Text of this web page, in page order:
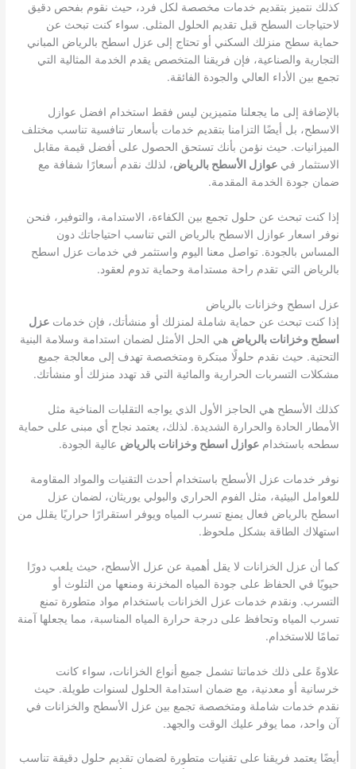
كذلك نتميز بتقديم خدمات مخصصة لكل فرد، حيث نقوم بفحص دقيق
لاحتياجات السطح قبل تقديم الحلول المثلى. سواء كنت تبحث عن
حماية سطح منزلك السكني أو تحتاج إلى عزل اسطح بالرياض المباني
التجارية والصناعية، فإن فريقنا المتخصص يقدم الخدمة المثالية التي
تجمع بين الأداء العالي والجودة الفائقة.
بالإضافة إلى ما يجعلنا متميزين ليس فقط استخدام افضل عوازل
الاسطح، بل أيضًا التزامنا بتقديم خدمات بأسعار تنافسية تناسب مختلف
الميزانيات. حيث نؤمن بأنك تستحق الحصول على أفضل قيمة مقابل
الاستثمار فيعوازل الأسطح بالرياض، لذلك نقدم أسعارًا شفافة مع
ضمان جودة الخدمة المقدمة.
إذا كنت تبحث عن حلول تجمع بين الكفاءة، الاستدامة، والتوفير، فنحن
نوفر اسعار عوازل الاسطح بالرياض التي تناسب احتياجاتك دون
المساس بالجودة. تواصل معنا اليوم واستثمر في خدمات عزل اسطح
بالرياض التي تقدم راحة مستدامة وحماية تدوم لعقود.
عزل اسطح وخزانات بالرياض
إذا كنت تبحث عن حماية شاملة لمنزلك أو منشأتك، فإن خدماتعزل
اسطح وخزانات بالرياض هي الحل الأمثل لضمان استدامة وسلامة البنية
التحتية. حيث نقدم حلولًا مبتكرة ومتخصصة تهدف إلى معالجة جميع
مشكلات التسربات الحرارية والمائية التي قد تهدد منزلك أو منشأتك.
كذلك الأسطح هي الحاجز الأول الذي يواجه التقلبات المناخية مثل
الأمطار الحادة والحرارة الشديدة. لذلك، يعتمد نجاح أي مبنى على حماية
سطحه باستخدامعوازل اسطح وخزانات بالرياض عالية الجودة.
نوفر خدمات عزل الأسطح باستخدام أحدث التقنيات والمواد المقاومة
للعوامل البيئية، مثل الفوم الحراري والبولي يوريثان، لضمان عزل
اسطح بالرياض فعال يمنع تسرب المياه ويوفر استقرارًا حراريًا يقلل من
استهلاك الطاقة بشكل ملحوظ.
كما أن عزل الخزانات لا يقل أهمية عن عزل الأسطح، حيث يلعب دورًا
حيويًا في الحفاظ على جودة المياه المخزنة ومنعها من التلوث أو
التسرب. ونقدم خدمات عزل الخزانات باستخدام مواد متطورة تمنع
تسرب المياه وتحافظ على درجة حرارة المياه المناسبة، مما يجعلها آمنة
تمامًا للاستخدام.
علاوةً على ذلك خدماتنا تشمل جميع أنواع الخزانات، سواء كانت
خرسانية أو معدنية، مع ضمان استدامة الحلول لسنوات طويلة. حيث
نقدم خدمات شاملة ومتخصصة تجمع بين عزل الأسطح والخزانات في
آن واحد، مما يوفر عليك الوقت والجهد.
أيضًا يعتمد فريقنا على تقنيات متطورة لضمان تقديم حلول دقيقة تناسب